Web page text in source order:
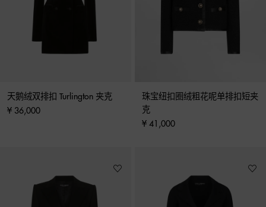
天鹅绒双排扣 Turlington 夹克
¥ 36,000
珠宝纽扣圈绒粗花呢单排扣短夹
克
¥ 41,000